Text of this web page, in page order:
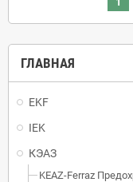
ГЛАВНАЯ
EKF
IEK
КЭАЗ
KEAZ-Ferraz